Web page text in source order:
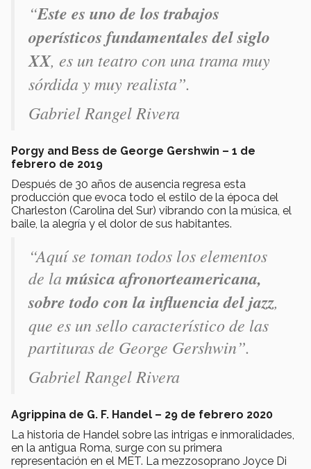
“Este es uno de los trabajos
operísticos fundamentales del siglo
XX, es un teatro con una trama muy
sórdida y muy realista”.
Gabriel Rangel Rivera
Porgy and Bess de George Gershwin – 1 de
febrero de 2019
Después de 30 años de ausencia regresa esta
producción que evoca todo el estilo de la época del
Charleston (Carolina del Sur) vibrando con la música, el
baile, la alegría y el dolor de sus habitantes.
“Aquí se toman todos los elementos
de lamúsica afronorteamericana,
sobre todo con la influencia del jazz,
que es un sello característico de las
partituras de George Gershwin”.
Gabriel Rangel Rivera
Agrippina de G. F. Handel – 29 de febrero 2020
La historia de Handel sobre las intrigas e inmoralidades,
en la antigua Roma, surge con su primera
representación en el MET. La mezzosoprano Joyce Di